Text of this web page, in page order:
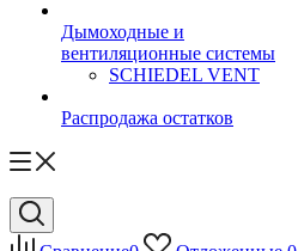
Дымоходные и
вентиляционные системы
SCHIEDEL VENT
Распродажа остатков